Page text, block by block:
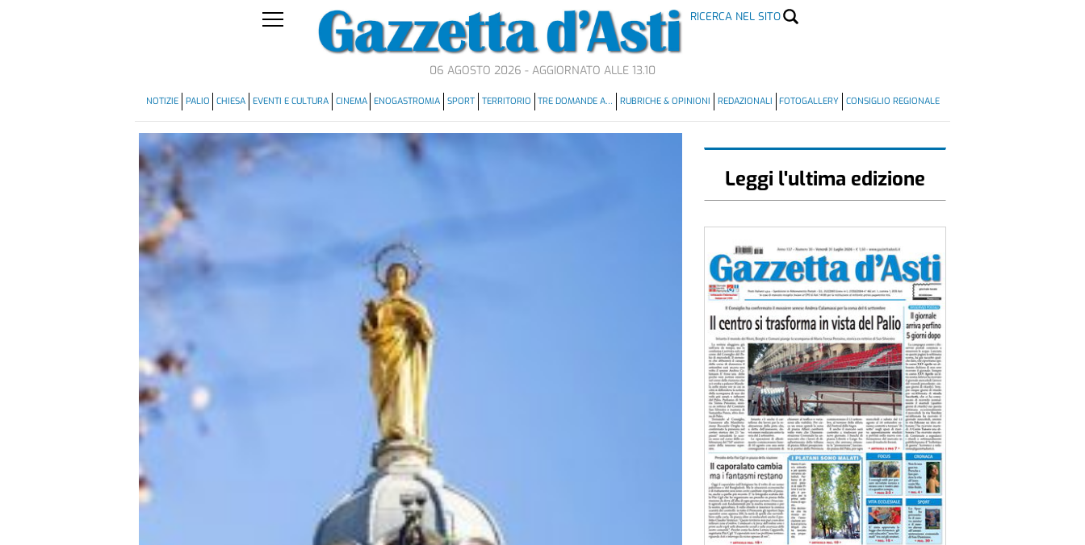
RICERCA NEL SITO
06 AGOSTO 2026 - AGGIORNATO ALLE 13.10
NOTIZIE PALIO CHIESA EVENTI E CULTURA CINEMA ENOGASTROMIA SPORT TERRITORIO TRE DOMANDE A… RUBRICHE & OPINIONI REDAZIONALI FOTOGALLERY CONSIGLIO REGIONALE
Leggi l'ultima edizione